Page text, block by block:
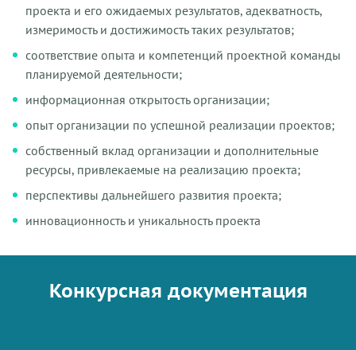
проекта и его ожидаемых результатов, адекватность,
измеримость и достижимость таких результатов;
соответствие опыта и компетенций проектной команды
планируемой деятельности;
информационная открытость организации;
опыт организации по успешной реализации проектов;
собственный вклад организации и дополнительные
ресурсы, привлекаемые на реализацию проекта;
перспективы дальнейшего развития проекта;
инновационность и уникальность проекта
Конкурсная документация